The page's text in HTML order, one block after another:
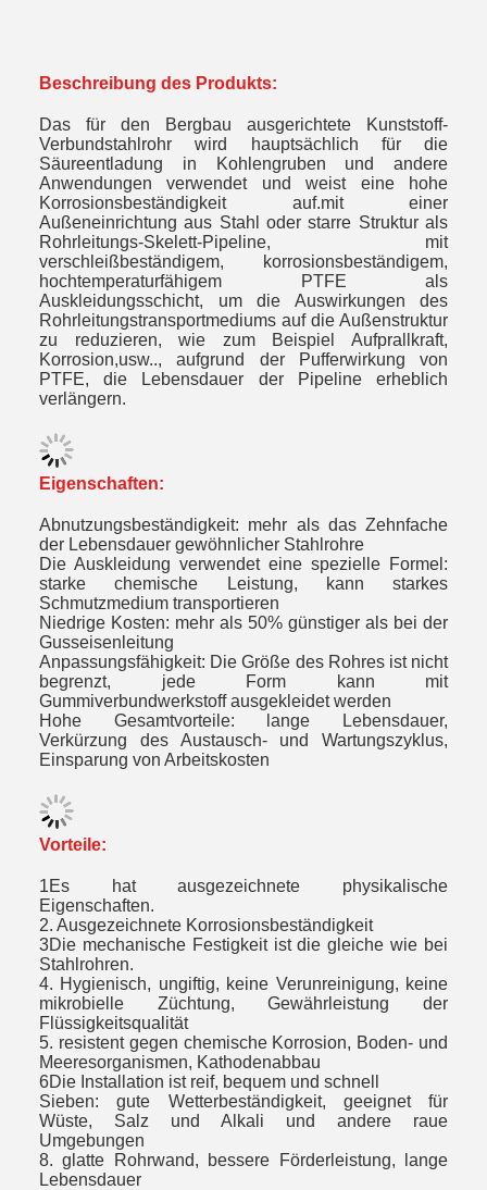
Beschreibung des Produkts:
Das für den Bergbau ausgerichtete Kunststoff-
Verbundstahlrohr wird hauptsächlich für die
Säureentladung in Kohlengruben und andere
Anwendungen verwendet und weist eine hohe
Korrosionsbeständigkeit auf.mit einer
Außeneinrichtung aus Stahl oder starre Struktur als
Rohrleitungs-Skelett-Pipeline, mit
verschleißbeständigem, korrosionsbeständigem,
hochtemperaturfähigem PTFE als
Auskleidungsschicht, um die Auswirkungen des
Rohrleitungstransportmediums auf die Außenstruktur
zu reduzieren, wie zum Beispiel Aufprallkraft,
Korrosion,usw.., aufgrund der Pufferwirkung von
PTFE, die Lebensdauer der Pipeline erheblich
verlängern.
Eigenschaften:
Abnutzungsbeständigkeit: mehr als das Zehnfache
der Lebensdauer gewöhnlicher Stahlrohre
Die Auskleidung verwendet eine spezielle Formel:
starke chemische Leistung, kann starkes
Schmutzmedium transportieren
Niedrige Kosten: mehr als 50% günstiger als bei der
Gusseisenleitung
Anpassungsfähigkeit: Die Größe des Rohres ist nicht
begrenzt, jede Form kann mit
Gummiverbundwerkstoff ausgekleidet werden
Hohe Gesamtvorteile: lange Lebensdauer,
Verkürzung des Austausch- und Wartungszyklus,
Einsparung von Arbeitskosten
Vorteile:
1Es hat ausgezeichnete physikalische
Eigenschaften.
2. Ausgezeichnete Korrosionsbeständigkeit
3Die mechanische Festigkeit ist die gleiche wie bei
Stahlrohren.
4. Hygienisch, ungiftig, keine Verunreinigung, keine
mikrobielle Züchtung, Gewährleistung der
Flüssigkeitsqualität
5. resistent gegen chemische Korrosion, Boden- und
Meeresorganismen, Kathodenabbau
6Die Installation ist reif, bequem und schnell
Sieben: gute Wetterbeständigkeit, geeignet für
Wüste, Salz und Alkali und andere raue
Umgebungen
8. glatte Rohrwand, bessere Förderleistung, lange
Lebensdauer